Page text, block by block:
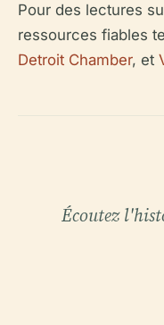
Pour des lectures
ressources fiables
Detroit Chamber, et
Écoutez